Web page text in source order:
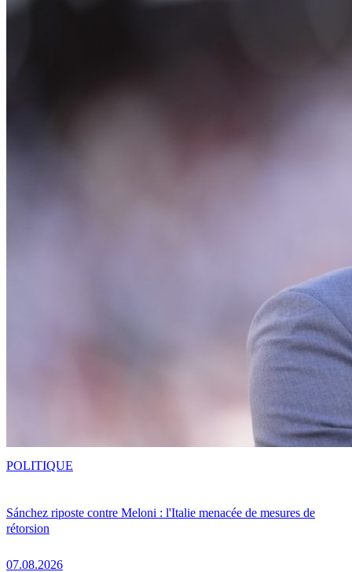
Sánchez riposte contre Meloni : l'Italie menacée de mesures de
rétorsion
07.08.2026
POLITIQUE